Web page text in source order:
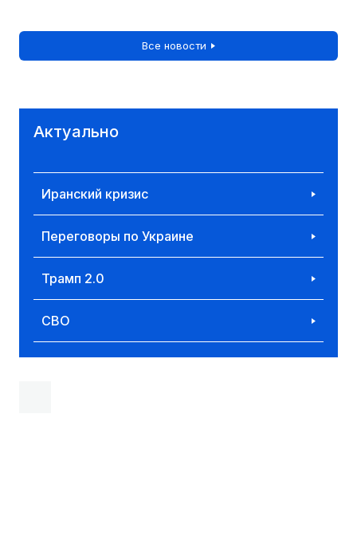
Все новости
Актуально
Иранский кризис
Переговоры по Украине
Трамп 2.0
СВО